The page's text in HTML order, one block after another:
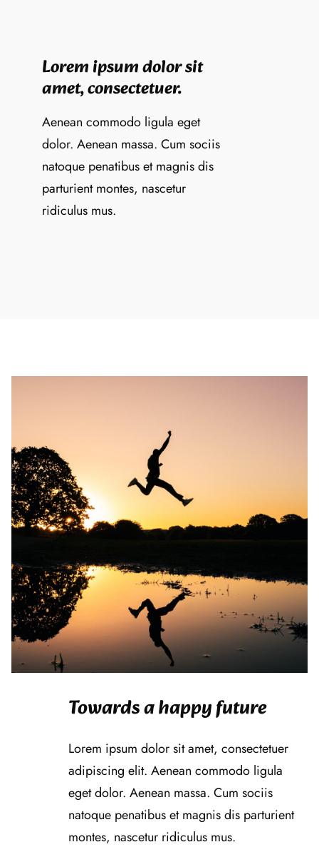
Lorem ipsum dolor sit
amet, consectetuer.
Aenean commodo ligula eget
dolor. Aenean massa. Cum sociis
natoque penatibus et magnis dis
parturient montes, nascetur
ridiculus mus.
Towards a happy future
Lorem ipsum dolor sit amet, consectetuer
adipiscing elit. Aenean commodo ligula
eget dolor. Aenean massa. Cum sociis
natoque penatibus et magnis dis parturient
montes, nascetur ridiculus mus.